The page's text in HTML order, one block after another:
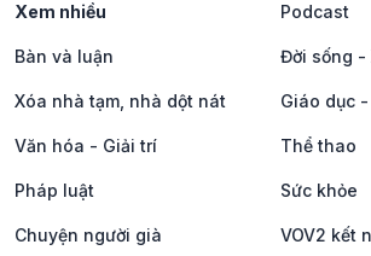
Xem nhiều Podcast
Bàn và luận Đời sống -
Xóa nhà tạm, nhà dột nát Giáo dục
Văn hóa - Giải trí Thể thao
Pháp luật Sức khỏe
Chuyện người già VOV2 kết